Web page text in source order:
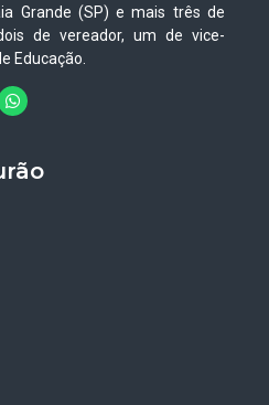
Grande (SP) e mais três de
de vereador, um de vice-
Educação.